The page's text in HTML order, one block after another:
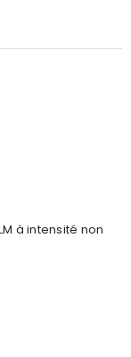
à intensité non